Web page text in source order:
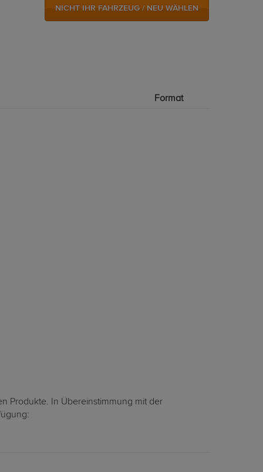
NICHT IHR FAHRZEUG / NEU WÄHLEN
Format
Produkte. In Übereinstimmung mit der